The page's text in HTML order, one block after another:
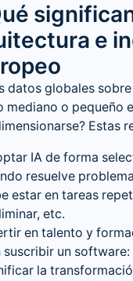
e
datos globales
mediano o pequeño
Estas
IA de forma
resuelve
estar en tareas
etc.
en talento y
suscribir un
la